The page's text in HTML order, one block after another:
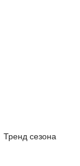
Тренд сезона